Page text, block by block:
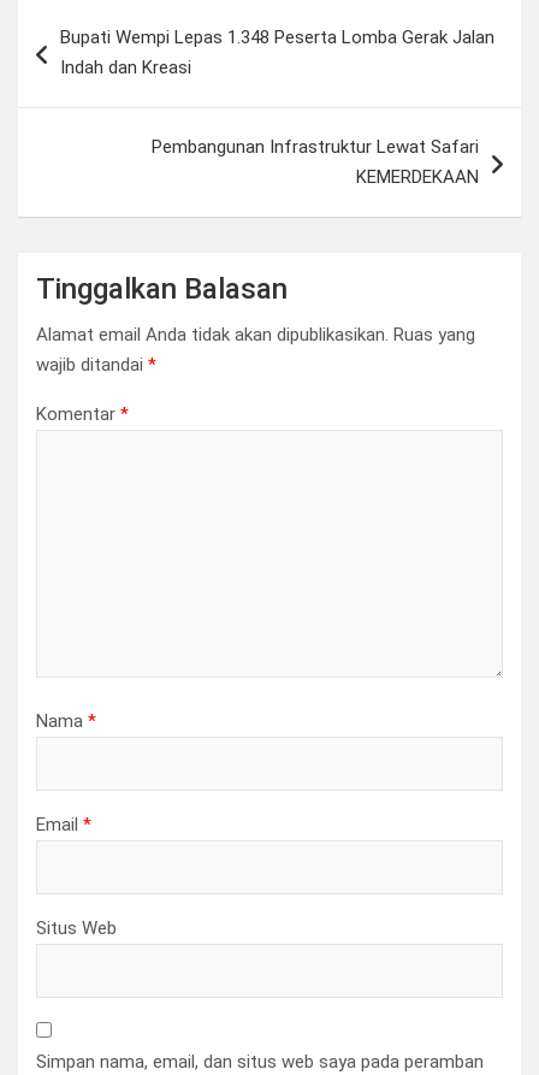
posBupati Wempi Lepas 1.348 Peserta Lomba Gerak Jalan
Indah dan Kreasi
Pembangunan Infrastruktur Lewat Safari
KEMERDEKAAN
Tinggalkan Balasan
Alamat email Anda tidak akan dipublikasikan. Ruas yang
wajib ditandai *
Komentar *
Nama *
Email *
Situs Web
Simpan nama, email, dan situs web saya pada peramban